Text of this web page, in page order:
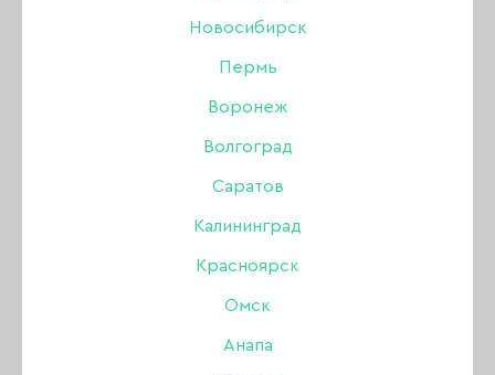
Новосибирск
Пермь
Воронеж
Волгоград
Саратов
Калининград
Красноярск
Омск
Анапа